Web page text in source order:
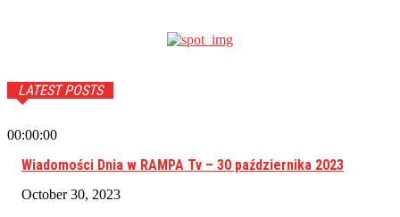
LATEST POSTS
00:00:00
Wiadomości Dnia w RAMPA Tv – 30 października 2023
October 30, 2023